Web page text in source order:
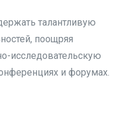
талантливую
поощряя
исследовательскую
и форумах.